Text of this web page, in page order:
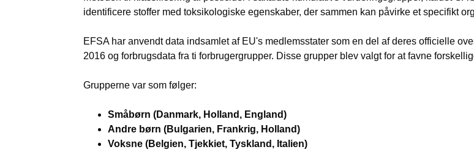
identificere stoffer med toksikologiske egenskaber, der sammen kan påvirke et specifikt
EFSA har anvendt data indsamlet af EU's medlemsstater som en del af deres officielle
2016 og forbrugsdata fra ti forbrugergrupper. Disse grupper blev valgt for at favne
Grupperne var som følger:
Småbørn (Danmark, Holland, England)
Andre børn (Bulgarien, Frankrig, Holland)
Voksne (Belgien, Tjekkiet, Tyskland, Italien)